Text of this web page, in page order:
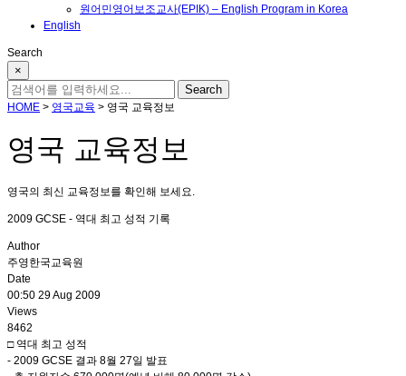
원어민영어보조교사(EPIK) – English Program in Korea
English
Search
×
HOME > 영국교육 > 영국 교육정보
영국 교육정보
영국의 최신 교육정보를 확인해 보세요.
2009 GCSE - 역대 최고 성적 기록
Author
주영한국교육원
Date
00:50 29 Aug 2009
Views
8462
□ 역대 최고 성적
- 2009 GCSE 결과 8월 27일 발표